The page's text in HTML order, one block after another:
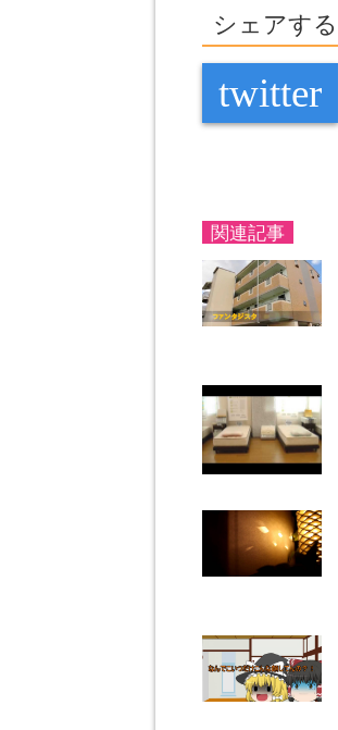
シェアする
twitter
関連記事